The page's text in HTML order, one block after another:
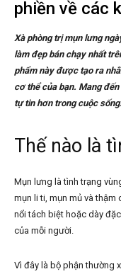
phiền về các
Xà phòng trị mụn lưng
làm đẹp bán chạy nhất
phẩm này được tạo ra
cơ thể của bạn. Mang
tự tin hơn trong cuộc sống.
Thế nào là
Mụn lưng là tình trạng
mụn li ti, mụn mủ và thậm
nổi tách biệt hoặc dày
của mỗi người.
Vì đây là bộ phận thường